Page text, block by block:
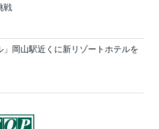
戦
」岡山駅近くに新リゾートホテルを